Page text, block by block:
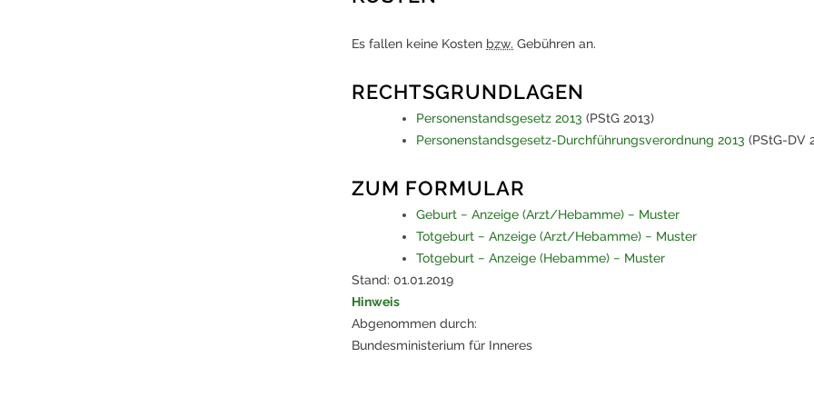
Es fallen keine Kosten bzw. Gebühren an.
RECHTSGRUNDLAGEN
Personenstandsgesetz 2013 (PStG 2013)
Personenstandsgesetz-Durchführungsverordnung 2013 (PStG-DV
ZUM FORMULAR
Geburt − Anzeige (Arzt/Hebamme) − Muster
Totgeburt − Anzeige (Arzt/Hebamme) − Muster
Totgeburt − Anzeige (Hebamme) − Muster
Stand: 01.01.2019
Hinweis
Abgenommen durch:
Bundesministerium für Inneres